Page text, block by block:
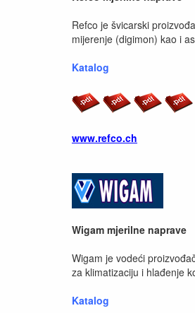
Refco je švicarski
mijerenje (digimon) kao i
Katalog
www.refco.ch
Wigam mjerilne naprave
Wigam je vodeći
za klimatizaciju i hlađenje
Katalog